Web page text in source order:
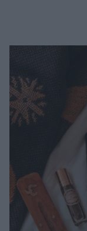
Μαλλιά - Νύχια
Beauty News
Well being
Υγεία + Διατροφή
Fitness
Woman Power